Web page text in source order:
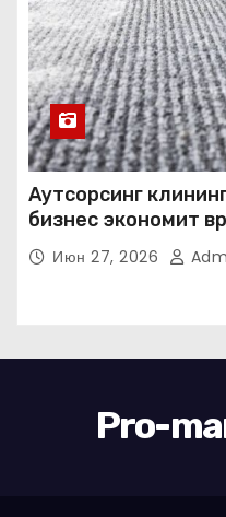
Аутсорсинг
бизнес экономит
Июн 27, 2026
Pro-